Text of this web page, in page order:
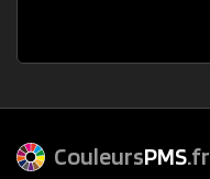
CouleursPMS.fr